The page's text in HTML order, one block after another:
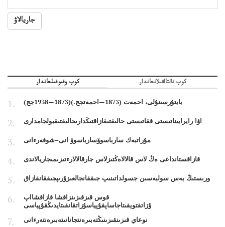
جاريالاۋ
كوپ وقىوقىلعاندار كوپ تالتالقىلانعاندار
بايتۇرسىنۇلى، احمەت (1873—احمەتجج.)(1873—1938جج)
اۋا رايرايىناتىستى ققاتىستى حالىقتىقازاقتىڭدارىحالىقتىقبولجامدارى
مۇراتبەك سارباسوۆسارباسوۆ انى–شوفەرءانى
قازاقستانداعى ەڭ لاس قالالاەڭتىزلاس جارقالالارءتىزىمىجاريالاندى
ورىستىڭ بەس سولبەسىن جسولداتىنىپ جىققانجالعىزۇرىپجىققانقازاق
قوس قىزقىزىنزاقشا قازاقشااپ
ۇزاتقتويقىتاجاساپقۇپياسۇزاتقانقىتايدىڭقۇپياسى
نوعاي قىزىنقىزىنىڭتەبىرەنتجانانىتەبىرەنتەرءانى